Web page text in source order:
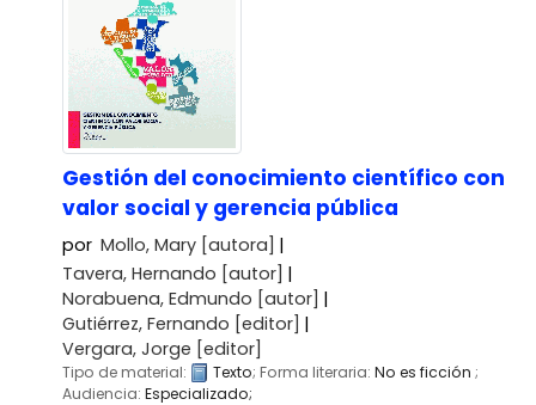
Gestión del conocimiento científico con
valor social y gerencia pública
por Mollo, Mary [autora]
Tavera, Hernando [autor]
Norabuena, Edmundo [autor]
Gutiérrez, Fernando [editor]
Vergara, Jorge [editor]
Tipo de material: Texto; Forma literaria: No es ficción ;
Audiencia: Especializado;